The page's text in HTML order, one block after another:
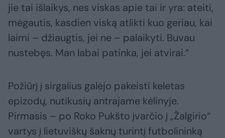
jie tai išlaikys, nes viskas apie tai ir yra: ateiti,
mėgautis, kasdien viską atlikti kuo geriau, kai
laimi – džiaugtis, jei ne – palaikyti. Buvau
nustebęs. Man labai patinka, jei atvirai.“
Požiūrį į sirgalius galėjo pakeisti keletas
epizodų, nutikusių antrajame kėlinyje.
Pirmasis – po Roko Pukšto įvarčio į „Žalgirio“
vartys į lietuviškų šaknų turintį futbolininką